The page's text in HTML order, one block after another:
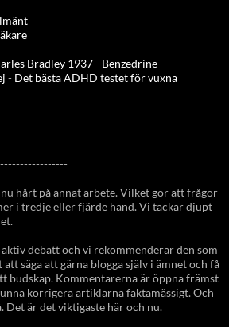
-
Bradley 1937 - Benzedrine-
- Det bästa ADHD testet för vuxna
hårt på annat arbete. Vilket gör att frågor
i tredje eller fjärde hand. Vi tackar djupt
debatt och vi rekommenderar den som
säga att gärna blogga själv i ämnet och få
budskap. Kommentarerna är öppna främst
korrigera artiklarna faktamässigt. Och
Det är det viktigaste här och nu.